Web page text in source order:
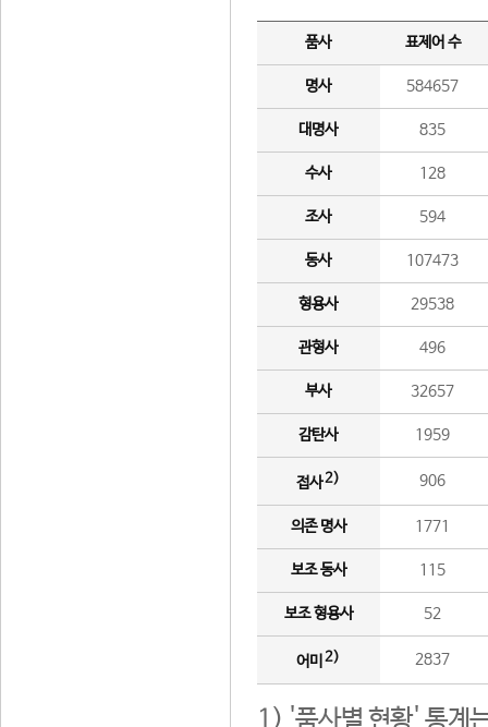
품사 표제어 수
명사 584657
대명사 835
수사 128
조사 594
동사 107473
형용사 29538
관형사 496
부사 32657
감탄사 1959
접사2) 906
의존 명사 1771
보조 동사 115
보조 형용사 52
어미 2) 2837
1) '품사별 현황' 통계